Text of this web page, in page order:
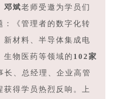
邓斌老师受邀为学员们
：《管理者的数字化转
新材料、半导体集成电
生物医药等领域的 102家
长、总经理、企业高管
得学员热烈反响。上